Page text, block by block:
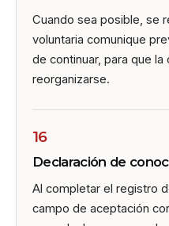
Cuando sea posible, se
voluntaria comunique
de continuar, para que la
reorganizarse.
16
Declaración de
Al completar el registro
campo de aceptación